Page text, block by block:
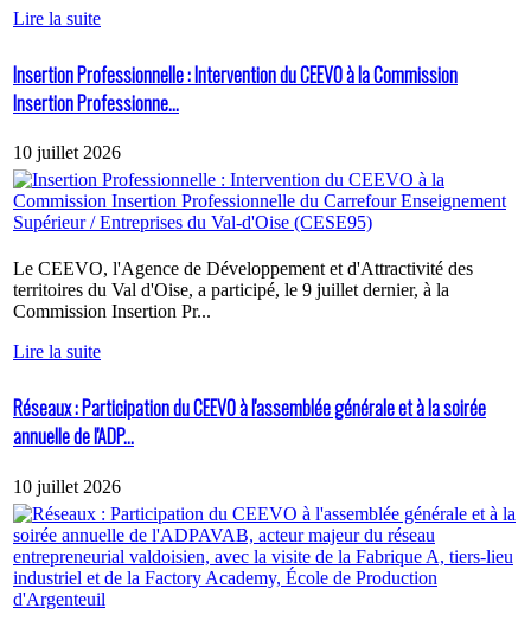
Lire la suite
Insertion Professionnelle : Intervention du CEEVO à la Commission
Insertion Professionne...
10 juillet 2026
Le CEEVO, l'Agence de Développement et d'Attractivité des
territoires du Val d'Oise, a participé, le 9 juillet dernier, à la
Commission Insertion Pr...
Lire la suite
Réseaux : Participation du CEEVO à l'assemblée générale et à la soirée
annuelle de l'ADP...
10 juillet 2026